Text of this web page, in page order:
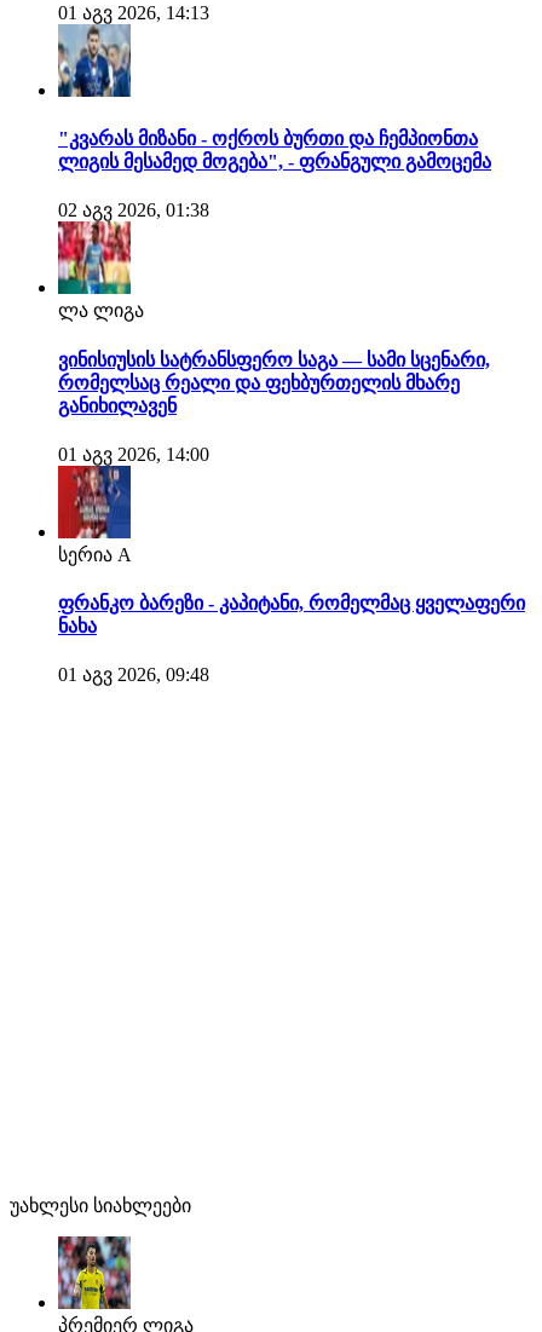
01 აგვ 2026, 14:13
"კვარას მიზანი - ოქროს ბურთი და ჩემპიონთა
ლიგის მესამედ მოგება", - ფრანგული გამოცემა
02 აგვ 2026, 01:38
ლა ლიგა
ვინისიუსის სატრანსფერო საგა — სამი სცენარი,
რომელსაც რეალი და ფეხბურთელის მხარე
განიხილავენ
01 აგვ 2026, 14:00
სერია A
ფრანკო ბარეზი - კაპიტანი, რომელმაც ყველაფერი
ნახა
01 აგვ 2026, 09:48
უახლესი სიახლეები
პრემიერ ლიგა